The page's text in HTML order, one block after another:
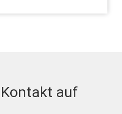
auf